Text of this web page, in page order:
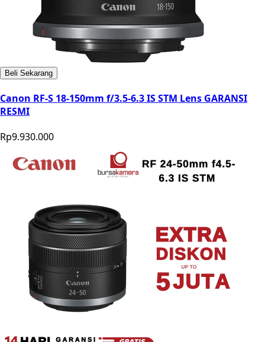
Beli Sekarang
Canon RF-S 18-150mm f/3.5-6.3 IS STM Lens GARANSI
RESMI
Rp9.930.000